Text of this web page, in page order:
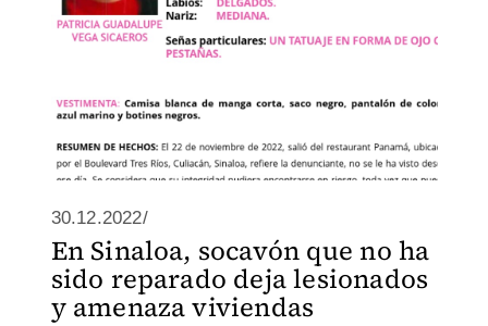
30.12.2022/
En Sinaloa, socavón que no ha
sido reparado deja lesionados
y amenaza viviendas